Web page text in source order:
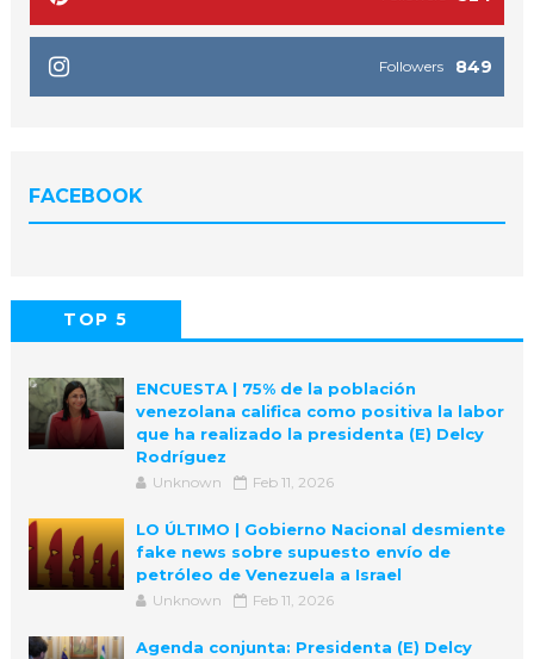
849
Followers
FACEBOOK
TOP 5
ENCUESTA | 75% de la población
venezolana califica como positiva la labor
que ha realizado la presidenta (E) Delcy
Rodríguez
Unknown Feb 11, 2026
LO ÚLTIMO | Gobierno Nacional desmiente
fake news sobre supuesto envío de
petróleo de Venezuela a Israel
Unknown Feb 11, 2026
Agenda conjunta: Presidenta (E) Delcy